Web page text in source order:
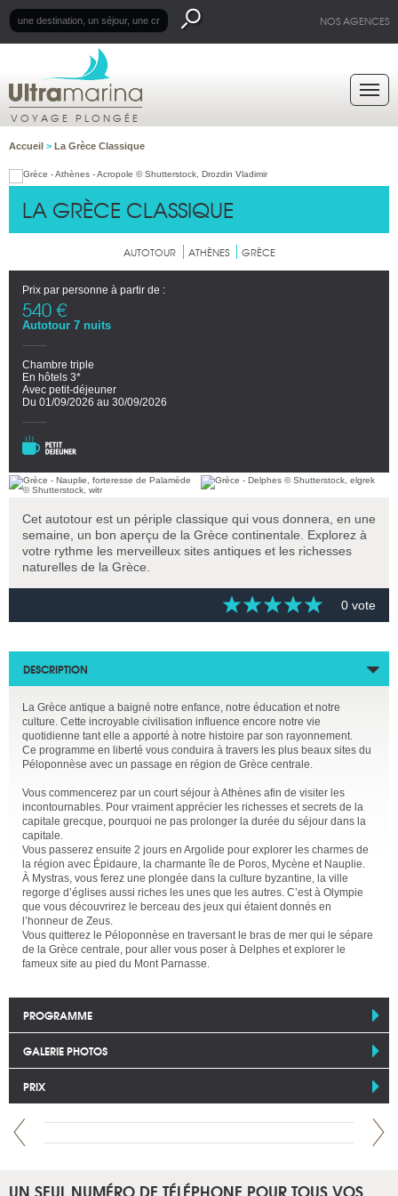
NOS AGENCES
VOYAGE PLONGÉE
Accueil > La Grèce Classique
LA GRÈCE CLASSIQUE
AUTOTOUR ATHÈNES GRÈCE
Prix par personne à partir de :
540 €
Autotour 7 nuits
Chambre triple
En hôtels 3*
Avec petit-déjeuner
Du 01/09/2026 au 30/09/2026
Cet autotour est un périple classique qui vous donnera, en une
semaine, un bon aperçu de la Grèce continentale. Explorez à
votre rythme les merveilleux sites antiques et les richesses
naturelles de la Grèce.
0 vote
DESCRIPTION
La Grèce antique a baigné notre enfance, notre éducation et notre
culture. Cette incroyable civilisation influence encore notre vie
quotidienne tant elle a apporté à notre histoire par son rayonnement.
Ce programme en liberté vous conduira à travers les plus beaux sites du
Péloponnèse avec un passage en région de Grèce centrale.
Vous commencerez par un court séjour à Athènes afin de visiter les
incontournables. Pour vraiment apprécier les richesses et secrets de la
capitale grecque, pourquoi ne pas prolonger la durée du séjour dans la
capitale.
Vous passerez ensuite 2 jours en Argolide pour explorer les charmes de
la région avec Épidaure, la charmante île de Poros, Mycène et Nauplie.
À Mystras, vous ferez une plongée dans la culture byzantine, la ville
regorge d’églises aussi riches les unes que les autres. C’est à Olympie
que vous découvrirez le berceau des jeux qui étaient donnés en
l’honneur de Zeus.
Vous quitterez le Péloponnèse en traversant le bras de mer qui le sépare
de la Grèce centrale, pour aller vous poser à Delphes et explorer le
fameux site au pied du Mont Parnasse.
PROGRAMME
GALERIE PHOTOS
PRIX
UN SEUL NUMÉRO DE TÉLÉPHONE POUR TOUS VOS